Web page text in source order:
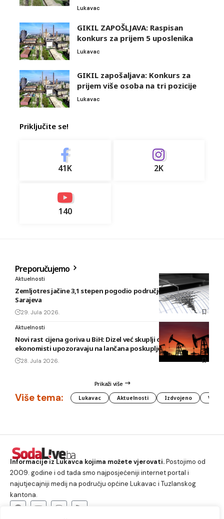
Lukavac
GIKIL ZAPOŠLJAVA: Raspisan
konkurs za prijem 5 uposlenika
Lukavac
GIKIL zapošaljava: Konkurs za
prijem više osoba na tri pozicije
Lukavac
Priključite se!
41K 2K
140
Preporučujemo
Aktuelnosti
Zemljotres jačine 3,1 stepen pogodio područje istočno od
Sarajeva
29. Jula 2026.
Aktuelnosti
Novi rast cijena goriva u BiH: Dizel već skuplji od 3,20 KM,
ekonomisti upozoravaju na lančana poskupljenja
28. Jula 2026.
Prikaži više
Više tema: Lukavac Aktuelnosti Izdvojeno
Informacije iz Lukavca kojima možete vjerovati.Postojimo od
2009. godine i od tada smo najposjećeniji internet portal i
najutjecajniji medij na području općine Lukavac i Tuzlanskog
kantona.